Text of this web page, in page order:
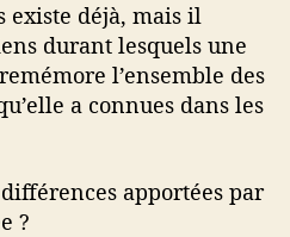
existe déjà, mais il
durant lesquels une
l’ensemble des
a connues dans les
apportées par
?